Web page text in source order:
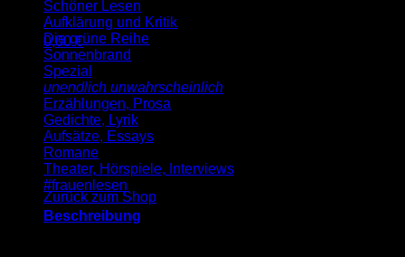
0,00€
Warenkorb
Es befinden sich keine Produkte im Warenkorb.
Zurück zum Shop
Schöner Lesen
Aufklärung und Kritik
Die grüne Reihe
Sonnenbrand
Spezial
unendlich unwahrscheinlich
Erzählungen, Prosa
Gedichte, Lyrik
Aufsätze, Essays
Romane
Theater, Hörspiele, Interviews
#frauenlesen
Beschreibung